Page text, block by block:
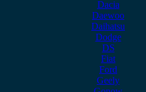
Dacia
Daewoo
Daihatsu
Dodge
DS
Fiat
Ford
Geely